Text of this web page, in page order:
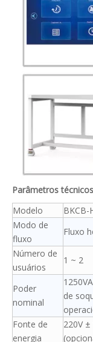
Parâmetros
Modelo
BKCB-
Modo de
fluxo
Fluxo
Número de
usuários
1 ~ 2
Poder
nominal
de
Fonte de
energia
220V